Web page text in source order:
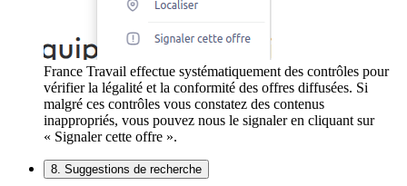
France Travail effectue systématiquement des contrôles pour
vérifier la légalité et la conformité des offres diffusées. Si
malgré ces contrôles vous constatez des contenus
inappropriés, vous pouvez nous le signaler en cliquant sur
« Signaler cette offre ».
8. Suggestions de recherche